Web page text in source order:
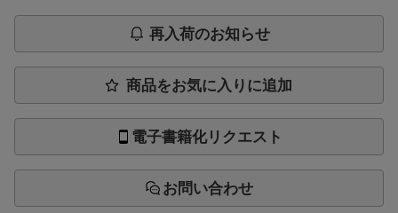
再入荷のお知らせ
商品をお気に入りに追加
電子書籍化リクエスト
お問い合わせ